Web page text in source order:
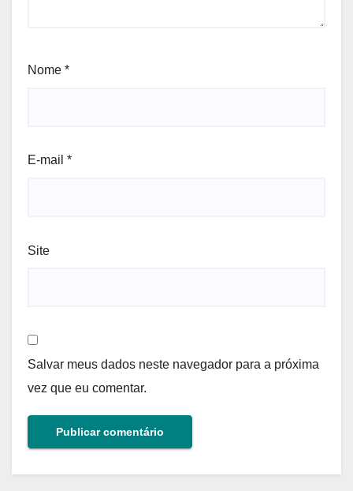
Nome *
E-mail *
Site
Salvar meus dados neste navegador para a próxima
vez que eu comentar.